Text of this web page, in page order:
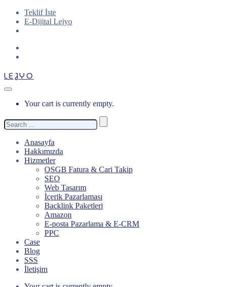
Teklif İste
E-Dijital Lejyo
LEJYO
Your cart is currently empty.
Search
for:
Anasayfa
Hakkımızda
Hizmetler
OSGB Fatura & Cari Takip
SEO
Web Tasarım
İçerik Pazarlaması
Backlink Paketleri
Amazon
E-posta Pazarlama & E-CRM
PPC
Case
Blog
SSS
İletişim